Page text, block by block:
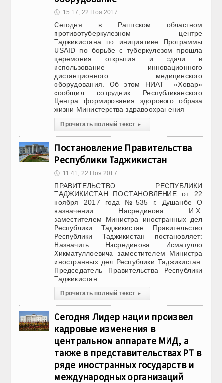
🕔 15:17, 22.Ноя 2017
Сегодня в Раштском областном
противотуберкулезном центре
Таджикистана по инициативе Программы
USAID по борьбе с туберкулезом прошла
церемония открытия и сдачи в
использование инновационного
дистанционного медицинского
оборудования. Об этом НИАТ «Ховар»
сообщил сотрудник Республиканского
Центра формирования здорового образа
жизни Министерства здравоохранения
Прочитать полный текст ▸
Постановление Правительства
Республики Таджикистан
🕔 11:41, 22.Ноя 2017
ПРАВИТЕЛЬСТВО РЕСПУБЛИКИ
ТАДЖИКИСТАН ПОСТАНОВЛЕНИЕ от 22
ноября 2017 года №535 г. Душанбе О
назначении Насрединова И.Х.
заместителем Министра иностранных дел
Республики Таджикистан Правительство
Республики Таджикистан постановляет:
Назначить Насрединова Исматулло
Хикматуллоевича заместителем Министра
иностранных дел Республики Таджикистан.
Председатель Правительства Республики
Таджикистан
Прочитать полный текст ▸
Сегодня Лидер нации произвел
кадровые изменения в
центральном аппарате МИД, а
также в представительствах РТ в
ряде иностранных государств и
международных организаций